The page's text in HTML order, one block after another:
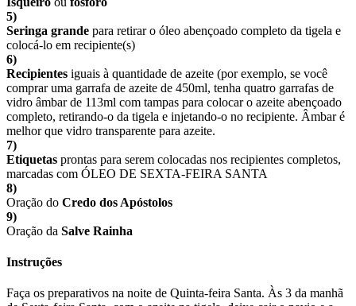
5)
Seringa grande para retirar o óleo abençoado completo da tigela e
colocá-lo em recipiente(s)
6)
Recipientes iguais à quantidade de azeite (por exemplo, se você
comprar uma garrafa de azeite de 450ml, tenha quatro garrafas de
vidro âmbar de 113ml com tampas para colocar o azeite abençoado
completo, retirando-o da tigela e injetando-o no recipiente. Âmbar é
melhor que vidro transparente para azeite.
7)
Etiquetas prontas para serem colocadas nos recipientes completos,
marcadas com ÓLEO DE SEXTA-FEIRA SANTA
8)
Oração do Credo dos Apóstolos
9)
Oração da Salve Rainha
Instruções
Faça os preparativos na noite de Quinta-feira Santa. Às 3 da manhã